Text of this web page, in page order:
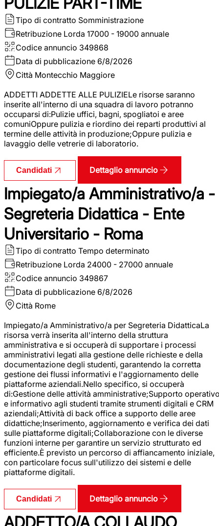
Tipo di contratto Somministrazione
Retribuzione Lorda 17000 - 19000 annuale
Codice annuncio 349868
Data di pubblicazione 6/8/2026
Città Montecchio Maggiore
ADDETTI ADDETTE ALLE PULIZIELe risorse saranno
inserite all'interno di una squadra di lavoro potranno
occuparsi di:Pulizie uffici, bagni, spogliatoi e aree
comuniOppure pulizia e riordino dei reparti produttivi al
termine delle attività in produzione;Oppure pulizia e
lavaggio delle vetrerie di laboratorio.
Candidati Dettaglio annuncio
Impiegato/a Amministrativo/a -
Segreteria Didattica - Ente
Universitario - Roma
Tipo di contratto Tempo determinato
Retribuzione Lorda 24000 - 27000 annuale
Codice annuncio 349867
Data di pubblicazione 6/8/2026
Città Rome
Impiegato/a Amministrativo/a per Segreteria DidatticaLa
risorsa verrà inserita all'interno della struttura
amministrativa e si occuperà di supportare i processi
amministrativi legati alla gestione delle richieste e della
documentazione degli studenti, garantendo la corretta
gestione dei flussi informativi e l'aggiornamento delle
piattaforme aziendali.Nello specifico, si occuperà
di:Gestione delle attività amministrative;Supporto
e informativo agli studenti tramite strumenti digitali e CRM
aziendali;Attività di back office a supporto delle aree
didattiche;Inserimento, aggiornamento e verifica dei dati
sulle piattaforme digitali;Collaborazione con le diverse
funzioni interne per garantire un servizio strutturato ed
efficiente.È previsto un percorso di affiancamento iniziale,
con particolare focus sull'utilizzo dei sistemi e delle
piattaforme digitali.
Candidati Dettaglio annuncio
ADDETTO/A COLLAUDO